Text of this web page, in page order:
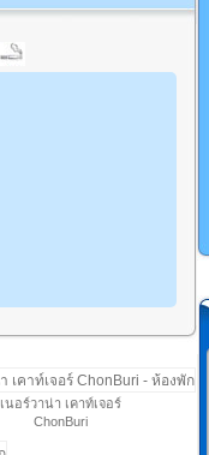
เนอร์วาน่า เคาท์เจอร์
ChonBuri